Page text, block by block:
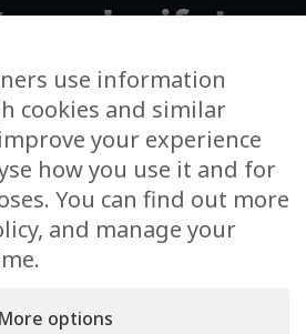
exclusifs !
à la newsletter et à
données dans cet unique cadre
use information
cookies and similar
your experience
how you use it and for
You can find out more
and manage your
More options